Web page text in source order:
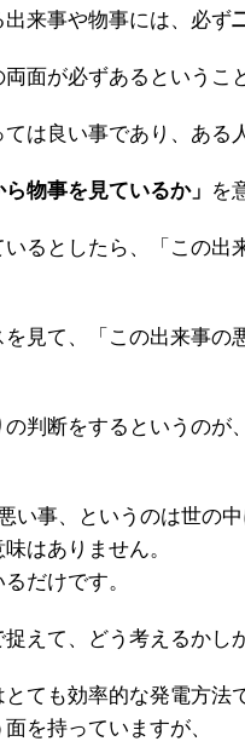
来事や物事には、必ず
面が必ずあるというこ
は良い事であり、ある
物事を見ているか」 を
るとしたら、「この
見て、「この出来事
判断をするというのが
い事、というのは世の中
はありません。
だけです。
えて、どう考えるかし
ても効率的な発電方法
を持っていますが、